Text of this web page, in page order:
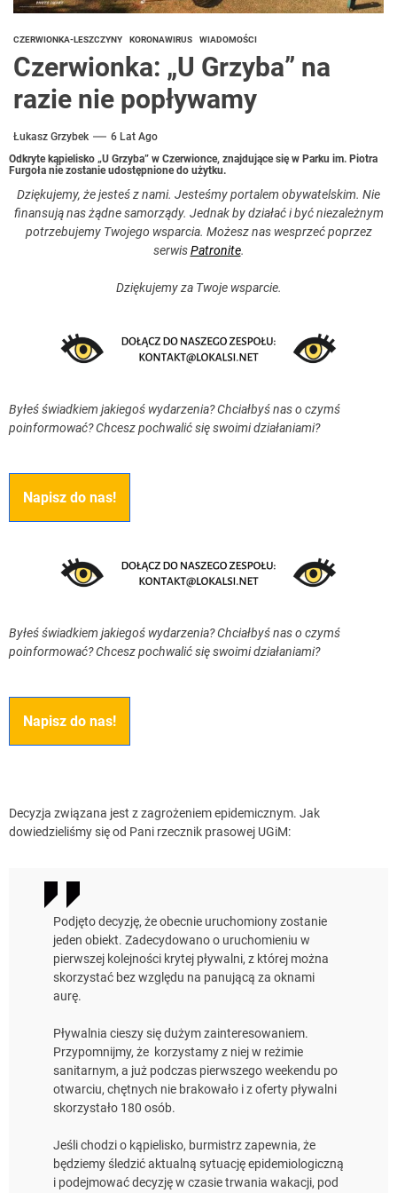
CZERWIONKA-LESZCZYNY KORONAWIRUS WIADOMOŚCI
Czerwionka: „U Grzyba” na
razie nie popływamy
Łukasz Grzybek
6 Lat Ago
Odkryte kąpielisko „U Grzyba” w Czerwionce, znajdujące się w Parku im. Piotra
Furgoła nie zostanie udostępnione do użytku.
Dziękujemy, że jesteś z nami. Jesteśmy portalem obywatelskim. Nie
finansują nas żądne samorządy. Jednak by działać i być niezależnym
potrzebujemy Twojego wsparcia. Możesz nas wesprzeć poprzez
serwisPatronite.
Dziękujemy za Twoje wsparcie.
Byłeś świadkiem jakiegoś wydarzenia? Chciałbyś nas o czymś
poinformować? Chcesz pochwalić się swoimi działaniami?
Napisz do nas!
Byłeś świadkiem jakiegoś wydarzenia? Chciałbyś nas o czymś
poinformować? Chcesz pochwalić się swoimi działaniami?
Napisz do nas!
Decyzja związana jest z zagrożeniem epidemicznym. Jak
dowiedzieliśmy się od Pani rzecznik prasowej UGiM:
Podjęto decyzję, że obecnie uruchomiony zostanie
jeden obiekt. Zadecydowano o uruchomieniu w
pierwszej kolejności krytej pływalni, z której można
skorzystać bez względu na panującą za oknami
aurę.
Pływalnia cieszy się dużym zainteresowaniem.
Przypomnijmy, że korzystamy z niej w reżimie
sanitarnym, a już podczas pierwszego weekendu po
otwarciu, chętnych nie brakowało i z oferty pływalni
skorzystało 180 osób.
Jeśli chodzi o kąpielisko, burmistrz zapewnia, że
będziemy śledzić aktualną sytuację epidemiologiczną
i podejmować decyzję w czasie trwania wakacji, pod